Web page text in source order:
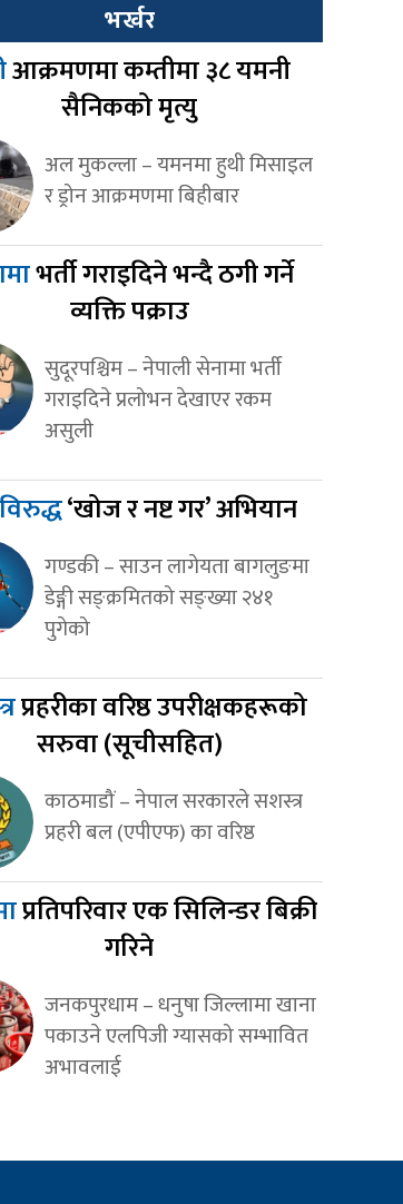
भर्खर
आक्रमणमा कम्तीमा ३८ यमनी
सैनिकको मृत्यु
अल मुकल्ला – यमनमा हुथी मिसाइल
र ड्रोन आक्रमणमा बिहीबार
भर्ती गराइदिने भन्दै ठगी गर्ने
व्यक्ति पक्राउ
सुदूरपश्चिम – नेपाली सेनामा भर्ती
गराइदिने प्रलोभन देखाएर रकम
असुली
‘खोज र नष्ट गर’ अभियान
गण्डकी – साउन लागेयता बागलुङमा
डेङ्गी सङ्क्रमितको सङ्ख्या २४१
पुगेको
प्रहरीका वरिष्ठ उपरीक्षकहरूको
सरुवा (सूचीसहित)
काठमाडौं – नेपाल सरकारले सशस्त्र
प्रहरी बल (एपीएफ) का वरिष्ठ
प्रतिपरिवार एक सिलिन्डर बिक्री
गरिने
जनकपुरधाम – धनुषा जिल्लामा खाना
पकाउने एलपिजी ग्यासको सम्भावित
अभावलाई